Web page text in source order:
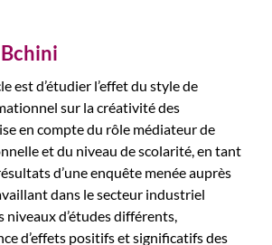
est d’étudier l’effet du style de
sur la créativité des
en compte du rôle médiateur de
et du niveau de scolarité, en tant
d’une enquête menée auprès
dans le secteur industriel
d’études différents,
d’effets positifs et significatifs des